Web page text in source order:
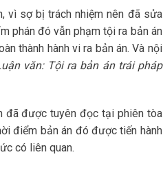
vì sợ bị trách nhiệm nên đã sửa
phán đó vẫn phạm tội ra bản án
thành hành vi ra bản án. Và nội
văn: Tội ra bản án trái pháp
đã được tuyên đọc tại phiên tòa
điểm bản án đó được tiến hành
có liên quan.